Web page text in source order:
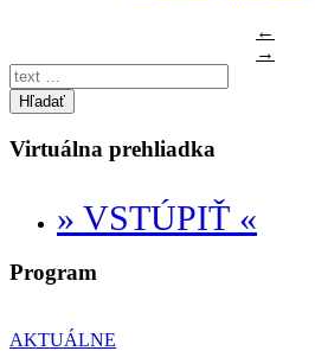
←
→
Hľadať
Virtuálna prehliadka
» VSTÚPIŤ «
Program
AKTUÁLNE